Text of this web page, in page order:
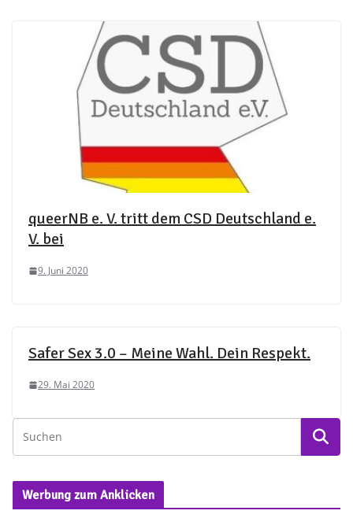
queerNB e. V. tritt dem CSD Deutschland e.
V. bei
9. Juni 2020
Safer Sex 3.0 – Meine Wahl. Dein Respekt.
29. Mai 2020
Werbung zum Anklicken